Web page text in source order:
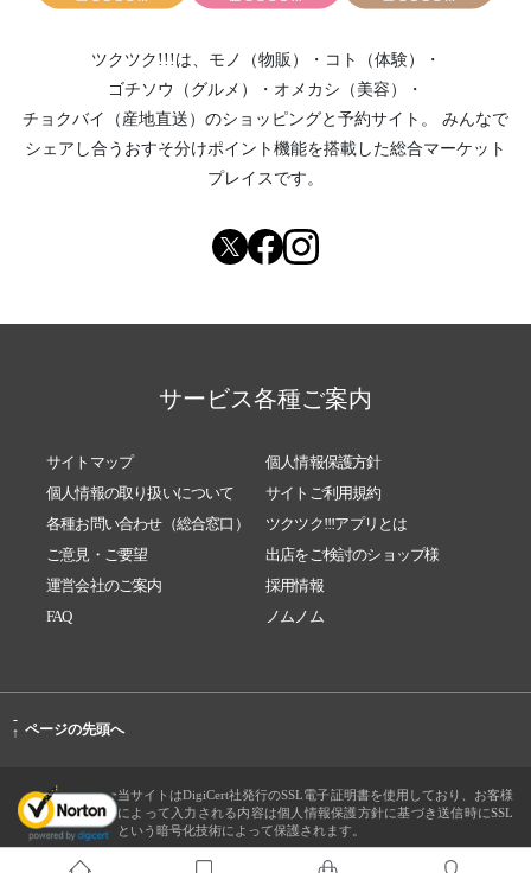
ツクツク!!!は、 モノ（物販） ・ コト（体験）
・
ゴチソウ（グルメ）
・ オメカシ（美容）
・
チョクバイ（産地直送） のショッピングと予約サイト。
みんなで
シェアし合う おすそ分けポイント機能を搭載した総合マーケット
プレイスです。
サービス各種ご案内
サイトマップ
個人情報保護方針
個人情報の取り扱いについて
サイトご利用規約
各種お問い合わせ（総合窓口）
ツクツク!!!アプリとは
ご意見・ご要望
出店をご検討のショップ様
運営会社のご案内
採用情報
FAQ
ノムノム
-
↑ ページの先頭へ
当サイトはDigiCert社発行のSSL電子証明書を使用しており、お客様
によって入力される内容は個人情報保護方針に基づき送信時にSSL
という暗号化技術によって保護されます。